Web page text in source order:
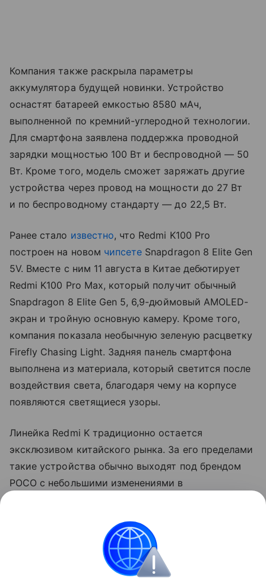
Компания также раскрыла параметры
аккумулятора будущей новинки. Устройство
оснастят батареей емкостью 8580 мАч,
выполненной по кремний-углеродной технологии.
Для смартфона заявлена поддержка проводной
зарядки мощностью 100 Вт и беспроводной — 50
Вт. Кроме того, модель сможет заряжать другие
устройства через провод на мощности до 27 Вт
и по беспроводному стандарту — до 22,5 Вт.
Ранее стало известно, что Redmi K100 Pro
построен на новом чипсете Snapdragon 8 Elite Gen
5V. Вместе с ним 11 августа в Китае дебютирует
Redmi K100 Pro Max, который получит обычный
Snapdragon 8 Elite Gen 5, 6,9-дюймовый AMOLED-
экран и тройную основную камеру. Кроме того,
компания показала необычную зеленую расцветку
Firefly Chasing Light. Задняя панель смартфона
выполнена из материала, который светится после
воздействия света, благодаря чему на корпусе
появляются светящиеся узоры.
Линейка Redmi K традиционно остается
эксклюзивом китайского рынка. За его пределами
такие устройства обычно выходят под брендом
POCO с небольшими изменениями в
глобальном рынке как POCO F8 Ultra.